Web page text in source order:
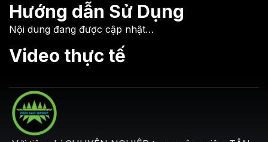
Hướng dẫn Sử Dụng
Nội dung đang được cập nhật…
Video thực tế